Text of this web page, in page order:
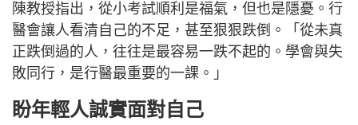
陳教授指出，從小考試順利是福氣，但也是隱憂。行
醫會讓人看清自己的不足，甚至狠狠跌倒。「從未真
正跌倒過的人，往往是最容易一跌不起的。學會與失
敗同行，是行醫最重要的一課。」
盼年輕人誠實面對自己